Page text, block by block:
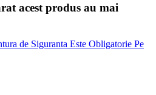
acest produs au mai